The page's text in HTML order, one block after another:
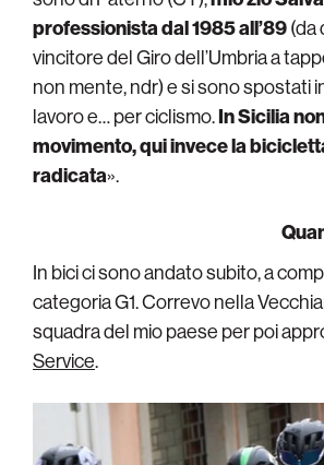
professionista dal 1985 all’89(da
vincitore del Giro dell’Umbria a
non mente, ndr) e si sono spostati
lavoro e… per ciclismo.In Sicilia
movimento, qui invece la
radicata».
In bici ci sono andato subito, a
categoria G1. Correvo nella
squadra del mio paese per poi
Service.